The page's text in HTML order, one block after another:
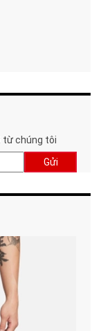
từ chúng tôi
Gửi